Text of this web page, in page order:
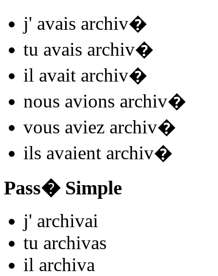
j' avais archiv�
tu avais archiv�
il avait archiv�
nous avions archiv�
vous aviez archiv�
ils avaient archiv�
Pass� Simple
j' archivai
tu archivas
il archiva